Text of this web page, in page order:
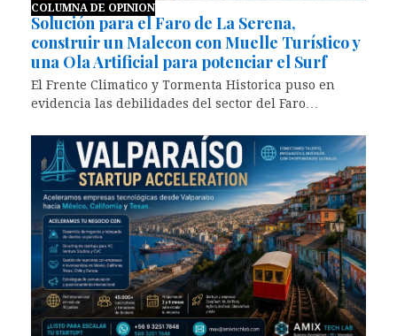
COLUMNA DE OPINION
Solución para el Faro de La Serena,
construir un Malecon con Muelle Turístico y
una Ola Artificial para potenciar el Surf
El Frente Climatico y Tormenta Historica puso en
evidencia las debilidades del sector del Faro…